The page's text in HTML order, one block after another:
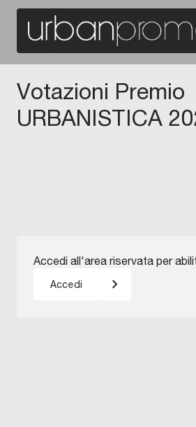
Votazioni Premio
URBANISTICA
Accedi all'area riservata per
Accedi keyboard_arrow_right